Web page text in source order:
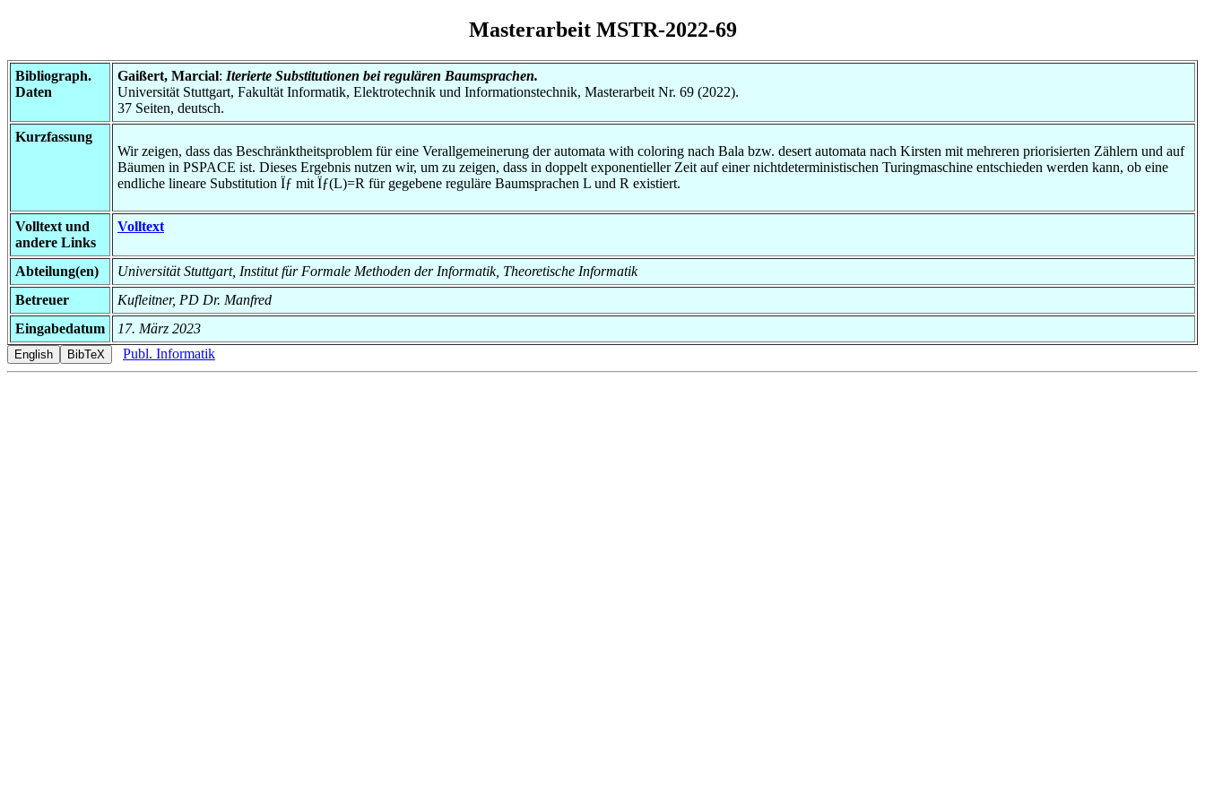
Masterarbeit MSTR-2022-69
Bibliograph.
Daten
Gaißert, Marcial: Iterierte Substitutionen bei regulären Baumsprachen.
Universität Stuttgart, Fakultät Informatik, Elektrotechnik und Informationstechnik, Masterarbeit Nr. 69 (2022).
37 Seiten, deutsch.
Kurzfassung
Wir zeigen, dass das Beschränktheitsproblem für eine Verallgemeinerung der automata with coloring nach Bala bzw. desert automata nach Kirsten mit mehreren priorisierten Zählern und auf
Bäumen in PSPACE ist. Dieses Ergebnis nutzen wir, um zu zeigen, dass in doppelt exponentieller Zeit auf einer nichtdeterministischen Turingmaschine entschieden werden kann, ob eine
endliche lineare Substitution Ïƒ mit Ïƒ(L)=R für gegebene reguläre Baumsprachen L und R existiert.
Volltext und
andere Links
Volltext
Abteilung(en)
Universität Stuttgart, Institut für Formale Methoden der Informatik, Theoretische Informatik
Betreuer
Kufleitner, PD Dr. Manfred
Eingabedatum
17. März 2023
Publ. Informatik